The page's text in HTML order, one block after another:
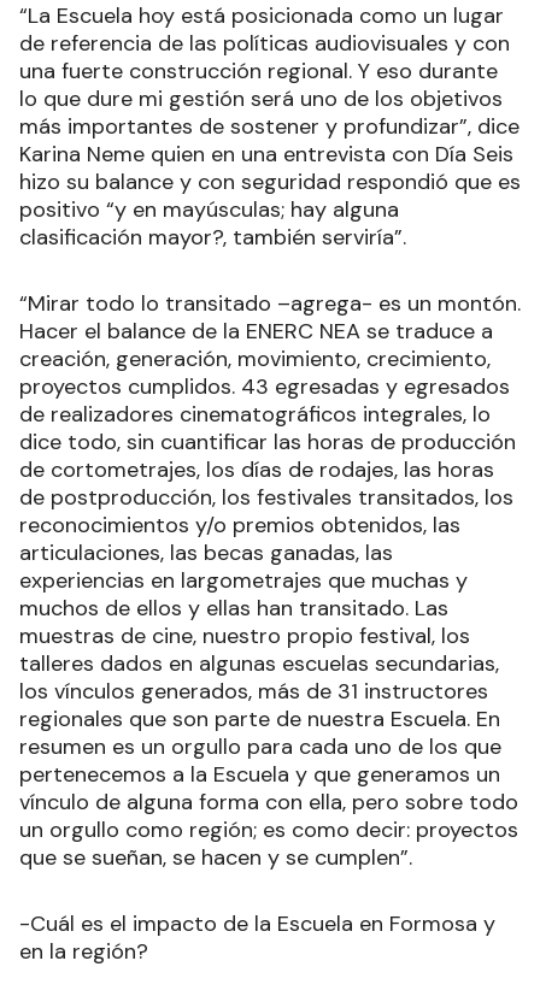
“La Escuela hoy está posicionada como un lugar
de referencia de las políticas audiovisuales y con
una fuerte construcción regional. Y eso durante
lo que dure mi gestión será uno de los objetivos
más importantes de sostener y profundizar”, dice
Karina Neme quien en una entrevista con Día Seis
hizo su balance y con seguridad respondió que es
positivo “y en mayúsculas; hay alguna
clasificación mayor?, también serviría”.
“Mirar todo lo transitado –agrega- es un montón.
Hacer el balance de la ENERC NEA se traduce a
creación, generación, movimiento, crecimiento,
proyectos cumplidos. 43 egresadas y egresados
de realizadores cinematográficos integrales, lo
dice todo, sin cuantificar las horas de producción
de cortometrajes, los días de rodajes, las horas
de postproducción, los festivales transitados, los
reconocimientos y/o premios obtenidos, las
articulaciones, las becas ganadas, las
experiencias en largometrajes que muchas y
muchos de ellos y ellas han transitado. Las
muestras de cine, nuestro propio festival, los
talleres dados en algunas escuelas secundarias,
los vínculos generados, más de 31 instructores
regionales que son parte de nuestra Escuela. En
resumen es un orgullo para cada uno de los que
pertenecemos a la Escuela y que generamos un
vínculo de alguna forma con ella, pero sobre todo
un orgullo como región; es como decir: proyectos
que se sueñan, se hacen y se cumplen”.
-Cuál es el impacto de la Escuela en Formosa y
en la región?